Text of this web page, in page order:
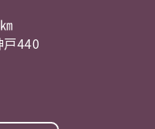
440